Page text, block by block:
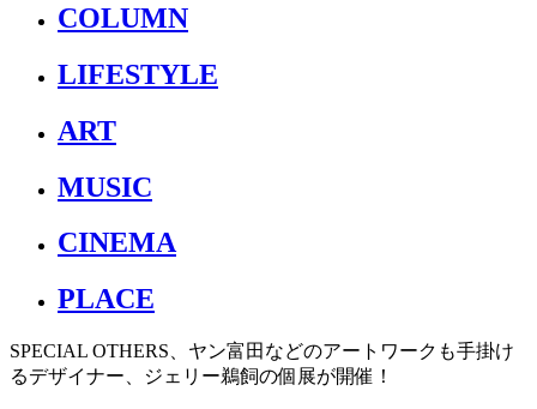
COLUMN
LIFESTYLE
ART
MUSIC
CINEMA
PLACE
SPECIAL OTHERS、ヤン富田などのアートワークも手掛け
るデザイナー、ジェリー鵜飼の個展が開催！